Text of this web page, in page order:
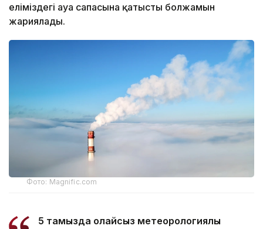
еліміздегі ауа сапасына қатысты болжамын
жариялады.
Фото: Magnific.com
5 тамызда қолайсыз метеорологиялық